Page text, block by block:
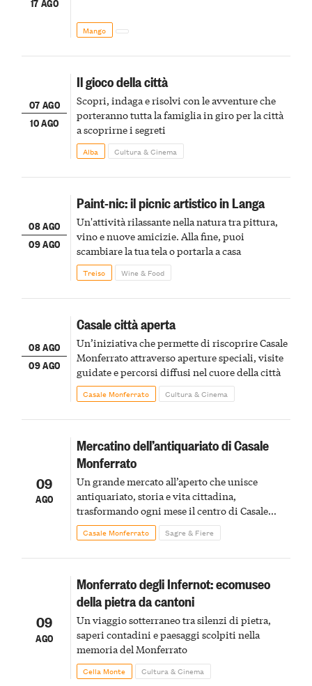
Mango
07 AGO
10 AGO
Il gioco della città
Scopri, indaga e risolvi con le avventure che
porteranno tutta la famiglia in giro per la città
a scoprirne i segreti
Alba Cultura & Cinema
08 AGO
09 AGO
Paint-nic: il picnic artistico in Langa
Un'attività rilassante nella natura tra pittura,
vino e nuove amicizie. Alla fine, puoi
scambiare la tua tela o portarla a casa
Treiso Wine & Food
08 AGO
09 AGO
Casale città aperta
Un’iniziativa che permette di riscoprire Casale
Monferrato attraverso aperture speciali, visite
guidate e percorsi diffusi nel cuore della città
Casale Monferrato Cultura & Cinema
09
AGO
Mercatino dell’antiquariato di Casale
Monferrato
Un grande mercato all’aperto che unisce
antiquariato, storia e vita cittadina,
trasformando ogni mese il centro di Casale
Monferrato in un luogo di scoperta e racconto
Casale Monferrato Sagre & Fiere
09
AGO
Monferrato degli Infernot: ecomuseo
della pietra da cantoni
Un viaggio sotterraneo tra silenzi di pietra,
saperi contadini e paesaggi scolpiti nella
memoria del Monferrato
Cella Monte Cultura & Cinema